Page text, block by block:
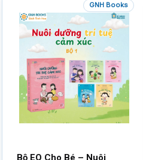
GNH Books
Bộ EQ Cho Bé – Nuôi